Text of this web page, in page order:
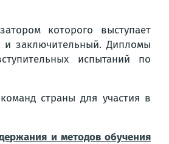
которого выступает
и заключительный. Дипломы
испытаний по
страны для участия в
и методов обучения